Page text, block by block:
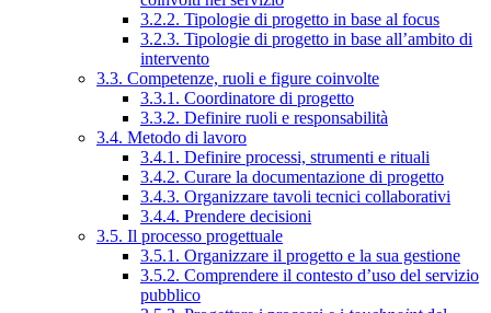
3.2.2. Tipologie di progetto in base al focus
3.2.3. Tipologie di progetto in base all’ambito di
intervento
3.3. Competenze, ruoli e figure coinvolte
3.3.1. Coordinatore di progetto
3.3.2. Definire ruoli e responsabilità
3.4. Metodo di lavoro
3.4.1. Definire processi, strumenti e rituali
3.4.2. Curare la documentazione di progetto
3.4.3. Organizzare tavoli tecnici collaborativi
3.4.4. Prendere decisioni
3.5. Il processo progettuale
3.5.1. Organizzare il progetto e la sua gestione
3.5.2. Comprendere il contesto d’uso del servizio
pubblico